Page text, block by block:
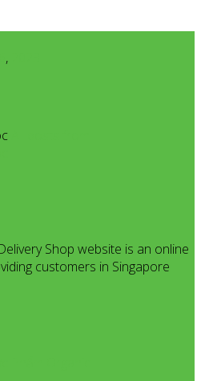
,
Shop website is an online
customers in Singapore